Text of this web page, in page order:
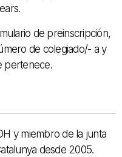
de preinscripción,
de colegiado/- a y
pertenece.
y miembro de la junta
desde 2005.